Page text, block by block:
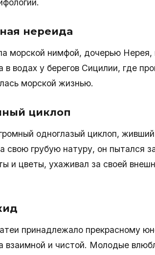
нереида
морской нимфой, дочерью Нерея,
в водах у берегов Сицилии, где
морской жизнью.
циклоп
одноглазый циклоп,
свою грубую натуру, он пытался
и цветы, ухаживал за своей
принадлежало прекрасному
взаимной и чистой. Молодые